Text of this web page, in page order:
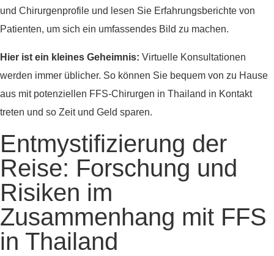
und Chirurgenprofile und lesen Sie Erfahrungsberichte von
Patienten, um sich ein umfassendes Bild zu machen.
Hier ist ein kleines Geheimnis: Virtuelle Konsultationen
werden immer üblicher. So können Sie bequem von zu Hause
aus mit potenziellen FFS-Chirurgen in Thailand in Kontakt
treten und so Zeit und Geld sparen.
Entmystifizierung der
Reise: Forschung und
Risiken im
Zusammenhang mit FFS
in Thailand